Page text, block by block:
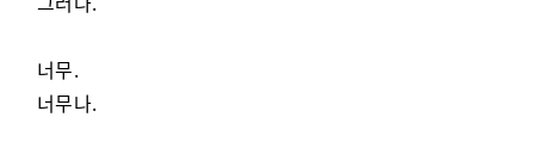
너무.
너무나.